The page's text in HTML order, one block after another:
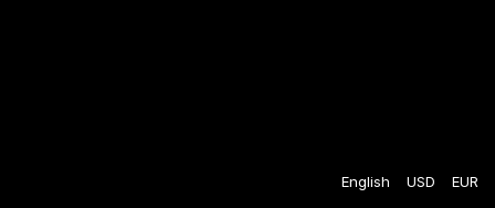
English USD EUR